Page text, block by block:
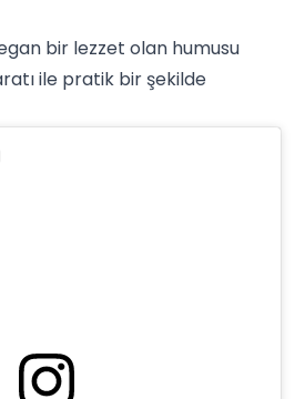
bir lezzet olan humusu
ile pratik bir şekilde